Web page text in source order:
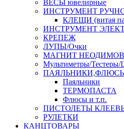
ВЕСЫ ювелирные
ИНСТРУМЕНТ
КЛЕЩИ (витая
ИНСТРУМЕНТ
КРЕПЕЖ
ЛУПЫ/Очки
МАГНИТ
Мультиметры/
Паяльники
ТЕРМОПАСТА
Флюсы и т.п.
ПИСТОЛЕТЫ
РУЛЕТКИ
КАНЦТОВАРЫ